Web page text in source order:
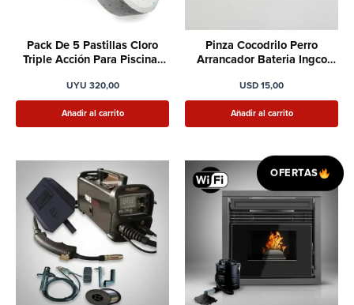
Pack De 5 Pastillas Cloro
Triple Acción Para Piscinas
UYU 320,00
Añadir al carrito
Pinza Cocodrilo Perro
Arrancador Bateria Ingco
USD 15,00
Añadir al carrito
OFERTAS
precio
original
era:
USD 2.095,00.
precio
actual
es: